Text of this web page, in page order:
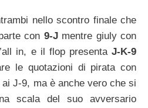
nello scontro finale che
con 9-Jmentre giuly con
in, e il flop presentaJ-K-9
le quotazioni di pirata con
J-9, ma è anche vero che si
scala del suo avversario